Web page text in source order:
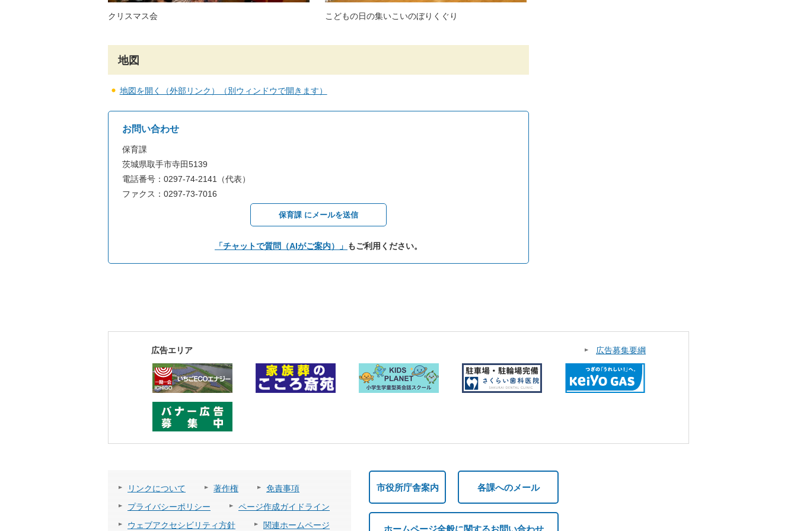
クリスマス会 こどもの日の集いこいのぼりくぐり
地図
地図を開く（外部リンク）（別ウィンドウで開きます）
お問い合わせ
保育課
茨城県取手市寺田5139
電話番号：0297-74-2141（代表）
ファクス：0297-73-7016
保育課 にメールを送信
「チャットで質問（AIがご案内）」 もご利用ください。
広告エリア 広告募集要綱
リンクについて 著作権
免責事項
プライバシーポリシー
ページ作成ガイドライン
ウェブアクセシビリティ方針
関連ホームページ
市役所庁舎案内 各課へのメール
ホームページ全般に関するお問い合わせ